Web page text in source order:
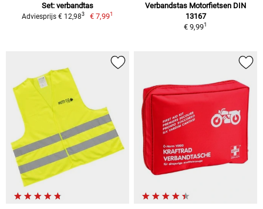
Set: verbandtas
Adviesprijs € 12,983 € 7,991
Verbandstas Motorfietsen DIN
13167
€ 9,991